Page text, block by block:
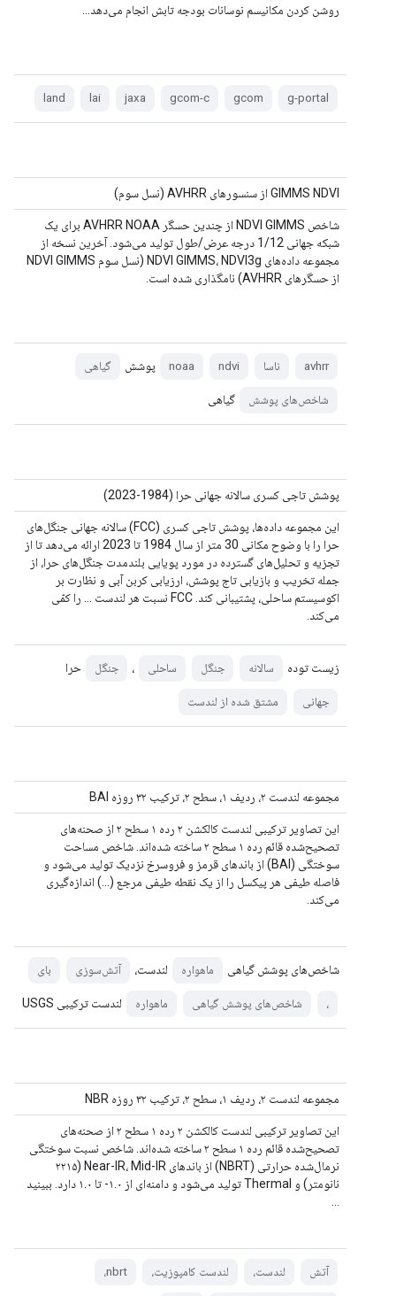
روشن کردن مکانیسم نوسانات بودجه تابش انجام می‌دهد...
g-portal
gcom
gcom-c
jaxa
lai
land
GIMMS NDVI از سنسورهای AVHRR (نسل سوم)
شاخص NDVI GIMMS از چندین حسگر AVHRR NOAA برای یک
شبکه جهانی 1/12 درجه عرض/طول تولید می‌شود. آخرین نسخه از
مجموعه داده‌های NDVI GIMMS، NDVI3g (نسل سوم NDVI GIMMS
از حسگرهای AVHRR) نامگذاری شده است.
avhrr ناسا ndvi
noaa پوشش گیاهی
شاخص‌های پوشش گیاهی
پوشش تاجی کسری سالانه جهانی حرا (1984-2023)
این مجموعه داده‌ها، پوشش تاجی کسری (FCC) سالانه جهانی جنگل‌های
حرا را با وضوح مکانی 30 متر از سال 1984 تا 2023 ارائه می‌دهد تا از
تجزیه و تحلیل‌های گسترده در مورد پویایی بلندمدت جنگل‌های حرا، از
جمله تخریب و بازیابی تاج پوشش، ارزیابی کربن آبی و نظارت بر
اکوسیستم ساحلی، پشتیبانی کند. FCC نسبت هر لندست ... را کمّی
می‌کند.
زیست توده سالانه جنگل ساحلی ، جنگل حرا
جهانی مشتق شده از لندست
مجموعه لندست ۲، ردیف ۱، سطح ۲، ترکیب ۳۲ روزه BAI
این تصاویر ترکیبی لندست کالکشن ۲ رده ۱ سطح ۲ از صحنه‌های
تصحیح‌شده قائم رده ۱ سطح ۲ ساخته شده‌اند. شاخص مساحت
سوختگی (BAI) از باندهای قرمز و فروسرخ نزدیک تولید می‌شود و
فاصله طیفی هر پیکسل را از یک نقطه طیفی مرجع (...) اندازه‌گیری
می‌کند.
شاخص‌های پوشش گیاهی ماهواره لندست، آتش‌سوزی بای
، شاخص‌های پوشش گیاهی ماهواره لندست ترکیبی USGS
مجموعه لندست ۲، ردیف ۱، سطح ۲، ترکیب ۳۲ روزه NBR
این تصاویر ترکیبی لندست کالکشن ۲ رده ۱ سطح ۲ از صحنه‌های
تصحیح‌شده قائم رده ۱ سطح ۲ ساخته شده‌اند. شاخص نسبت سوختگی
نرمال‌شده حرارتی (NBRT) از باندهای Near-IR، Mid-IR (۲۲۱۵
نانومتر) و Thermal تولید می‌شود و دامنه‌ای از ۱.۰- تا ۱.۰ دارد. ببینید
آتش لندست، لندست کامپوزیت، nbrt،